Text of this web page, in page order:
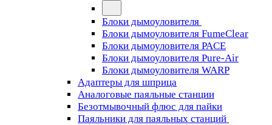
Блоки дымоуловителя
Блоки дымоуловителя FumeClear
Блоки дымоуловителя PACE
Блоки дымоуловителя Pure-Air
Блоки дымоуловителя WARP
Адаптеры для шприца
Аналоговые паяльные станции
Безотмывочный флюс для пайки
Паяльники для паяльных станций